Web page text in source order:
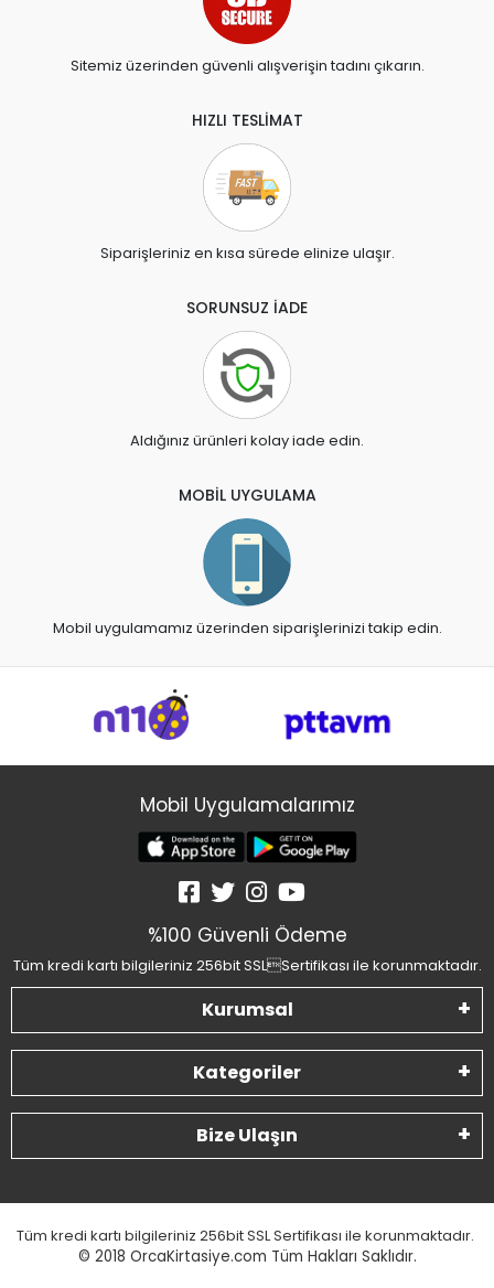
Sitemiz üzerinden güvenli alışverişin tadını çıkarın.
HIZLI TESLİMAT
Siparişleriniz en kısa sürede elinize ulaşır.
SORUNSUZ İADE
Aldığınız ürünleri kolay iade edin.
MOBİL UYGULAMA
Mobil uygulamamız üzerinden siparişlerinizi takip edin.
Mobil Uygulamalarımız
%100 Güvenli Ödeme
Tüm kredi kartı bilgileriniz 256bit SSLSertifikası ile korunmaktadır.
Kurumsal
Kategoriler
Bize Ulaşın
Tüm kredi kartı bilgileriniz 256bit SSL Sertifikası ile korunmaktadır.
© 2018 OrcaKirtasiye.com Tüm Hakları Saklıdır.